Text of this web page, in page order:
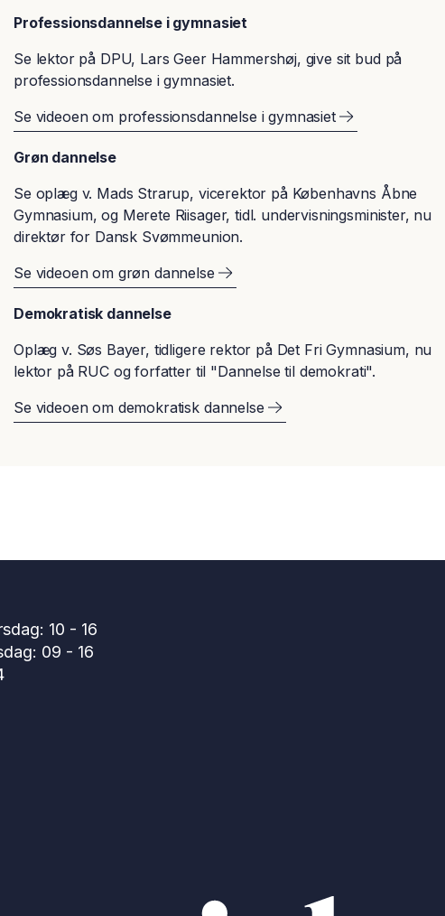
​​​Professionsdannelse i gymnasiet​​​​
Se lektor på DPU, Lars Geer Hammershøj, give sit bud på
professionsdannelse i gymnasiet.​​
Se videoen om professionsdannelse i gymnasiet
​Grøn dannelse
Se oplæg v. Mads Strarup, vicerektor på Københavns Åbne
Gymnasium, og Merete Riisager, tidl. undervisningsminister, nu
direktør for Dansk Svømmeunion.​
Se videoen om grøn dannelse
Demokratisk dannelse
Oplæg v. Søs Bayer, tidligere rektor på Det Fri Gymnasium, nu
lektor på RUC og forfatter til "Dannelse til demokrati".​
Se videoen om demokratisk dannelse
10 - 16
09 - 16